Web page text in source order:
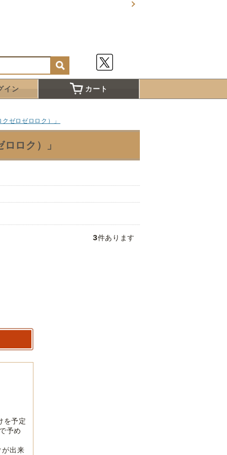
イン カート
ゼロゼロロク）」
ロク）」
3件あります
を予定
予め
出来